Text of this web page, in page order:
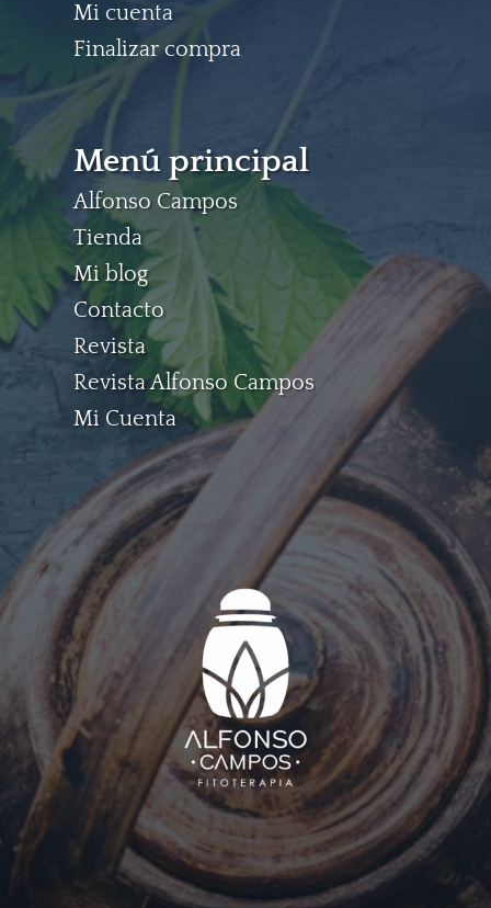
Mi cuenta
Finalizar compra
Menú principal
Alfonso Campos
Tienda
Mi blog
Contacto
Revista
Revista Alfonso Campos
Mi Cuenta